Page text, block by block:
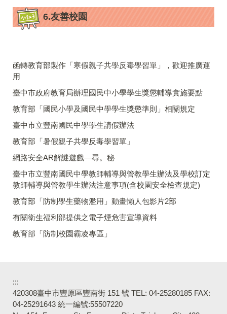
6.友善校園
函轉教育部製作「寒假親子共學反毒學習單」，歡迎推廣運
用
臺中市政府教育局辦理國民中小學學生獎懲輔導實施要點
教育部「國民小學及國民中學學生獎懲準則」相關規定
臺中市立豐南國民中學學生請假辦法
教育部「暑假親子共學反毒學習單」
網路安全AR解謎遊戲—尋。秘
臺中市立豐南國民中學教師輔導與管教學生辦法及學校訂定
教師輔導與管教學生辦法注意事項(含校園安全檢查規定)
教育部「防制學生藥物濫用」動畫懶人包影片2部
有關衛生福利部提供之電子煙危害宣導資料
教育部「防制校園霸凌專區」
:::
420308臺中市豐原區豐南街 151 號 TEL: 04-25280185 FAX:
04-25291643 統一編號:55507220